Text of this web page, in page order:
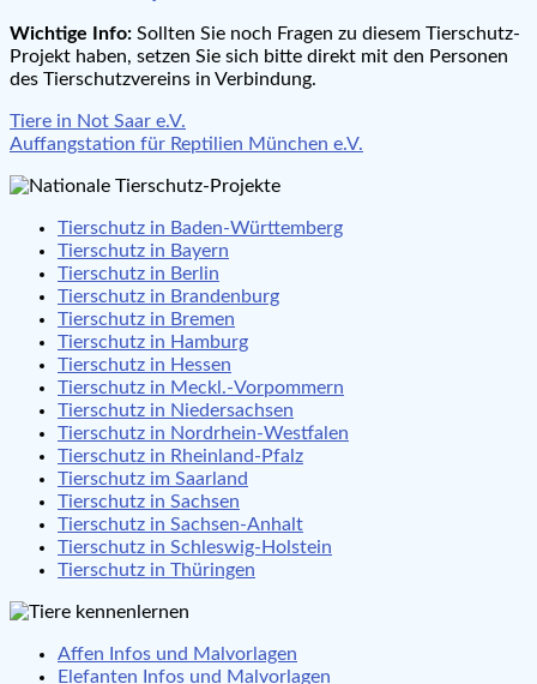
Wichtige Info: Sollten Sie noch Fragen zu diesem Tierschutz-
Projekt haben, setzen Sie sich bitte direkt mit den Personen
des Tierschutzvereins in Verbindung.
Beitragsnavigation
Tiere in Not Saar e.V.
Auffangstation für Reptilien München e.V.
Tierschutz in Baden-Württemberg
Tierschutz in Bayern
Tierschutz in Berlin
Tierschutz in Brandenburg
Tierschutz in Bremen
Tierschutz in Hamburg
Tierschutz in Hessen
Tierschutz in Meckl.-Vorpommern
Tierschutz in Niedersachsen
Tierschutz in Nordrhein-Westfalen
Tierschutz in Rheinland-Pfalz
Tierschutz im Saarland
Tierschutz in Sachsen
Tierschutz in Sachsen-Anhalt
Tierschutz in Schleswig-Holstein
Tierschutz in Thüringen
Affen Infos und Malvorlagen
Elefanten Infos und Malvorlagen